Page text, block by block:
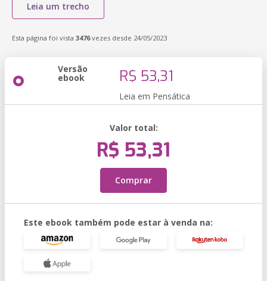
Leia um trecho
Esta página foi vista 3476vezes desde 24/05/2023
Versão
ebook R$ 53,31
Leia em Pensática
Valor total:
R$ 53,31
Comprar
Este ebook também pode estar à venda na: